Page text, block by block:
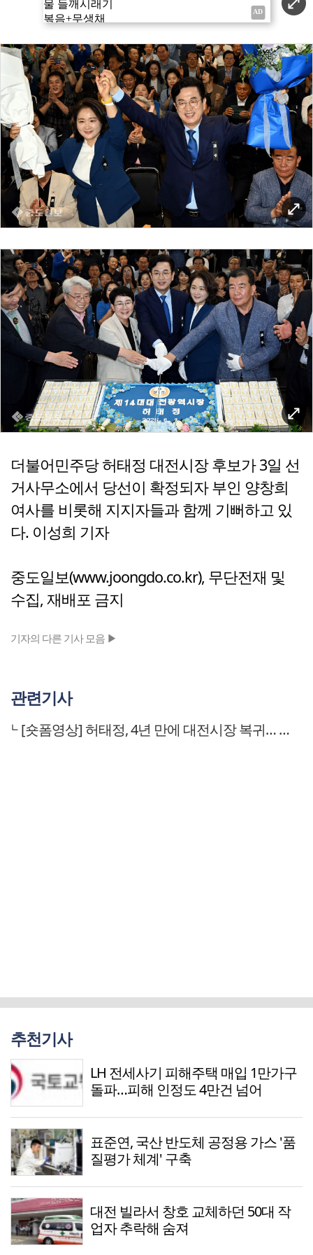
더불어민주당 허태정 대전시장 후보가 3일 선
거사무소에서 당선이 확정되자 부인 양창희
여사를 비롯해 지지자들과 함께 기뻐하고 있
다. 이성희 기자
중도일보(www.joongdo.co.kr), 무단전재 및
수집, 재배포 금지
기자의 다른 기사 모음 ▶
관련기사
[숏폼영상] 허태정, 4년 만에 대전시장 복귀… 시민 선택 받았다
추천기사
LH 전세사기 피해주택 매입 1만가구
돌파…피해 인정도 4만건 넘어
표준연, 국산 반도체 공정용 가스 '품
질평가 체계' 구축
대전 빌라서 창호 교체하던 50대 작
업자 추락해 숨져